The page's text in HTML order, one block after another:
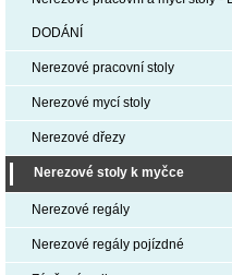
DODÁNÍ
Nerezové pracovní stoly
Nerezové mycí stoly
Nerezové dřezy
Nerezové stoly k myčce
Nerezové regály
Nerezové regály pojízdné